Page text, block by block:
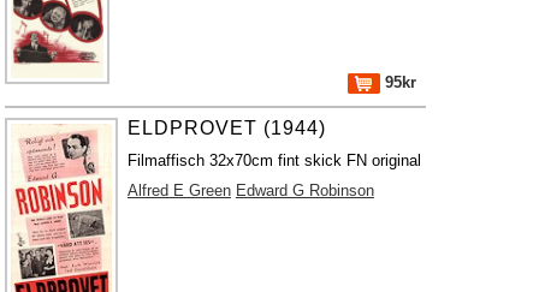
95kr
ELDPROVET (1944)
Filmaffisch 32x70cm fint skick FN original
Alfred E Green Edward G Robinson